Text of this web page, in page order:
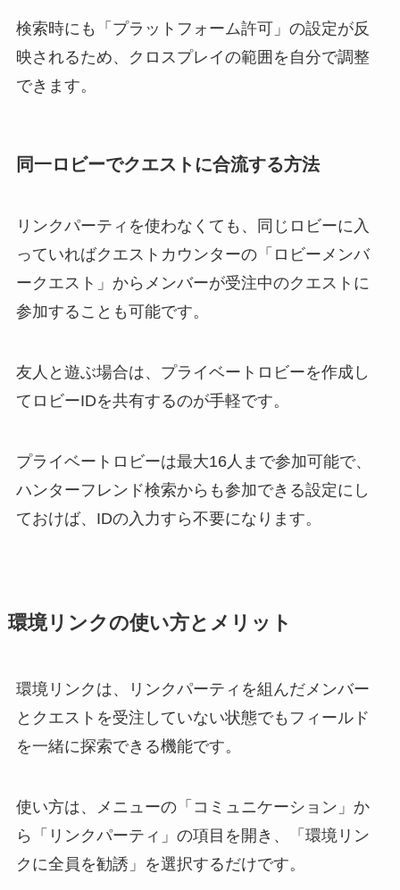
検索時にも「プラットフォーム許可」の設定が反
映されるため、クロスプレイの範囲を自分で調整
できます。
同一ロビーでクエストに合流する方法
リンクパーティを使わなくても、同じロビーに入
っていればクエストカウンターの「ロビーメンバ
ークエスト」からメンバーが受注中のクエストに
参加することも可能です。
友人と遊ぶ場合は、プライベートロビーを作成し
てロビーIDを共有するのが手軽です。
プライベートロビーは最大16人まで参加可能で、
ハンターフレンド検索からも参加できる設定にし
ておけば、IDの入力すら不要になります。
環境リンクの使い方とメリット
環境リンクは、リンクパーティを組んだメンバー
とクエストを受注していない状態でもフィールド
を一緒に探索できる機能です。
使い方は、メニューの「コミュニケーション」か
ら「リンクパーティ」の項目を開き、「環境リン
クに全員を勧誘」を選択するだけです。